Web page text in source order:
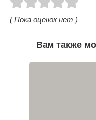
( Пока оценок нет )
Вам также